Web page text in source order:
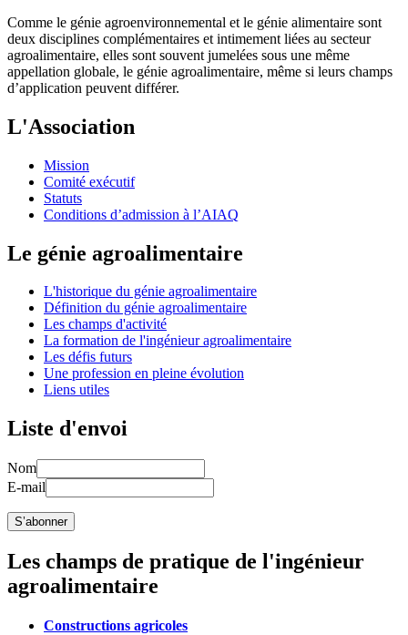
Comme le génie agroenvironnemental et le génie alimentaire sont
deux disciplines complémentaires et intimement liées au secteur
agroalimentaire, elles sont souvent jumelées sous une même
appellation globale, le génie agroalimentaire, même si leurs champs
d’application peuvent différer.
L'Association
Mission
Comité exécutif
Statuts
Conditions d’admission à l’AIAQ
Le génie agroalimentaire
L'historique du génie agroalimentaire
Définition du génie agroalimentaire
Les champs d'activité
La formation de l'ingénieur agroalimentaire
Les défis futurs
Une profession en pleine évolution
Liens utiles
Liste d'envoi
Nom
E-mail
Les champs de pratique de l'ingénieur
agroalimentaire
Constructions agricoles